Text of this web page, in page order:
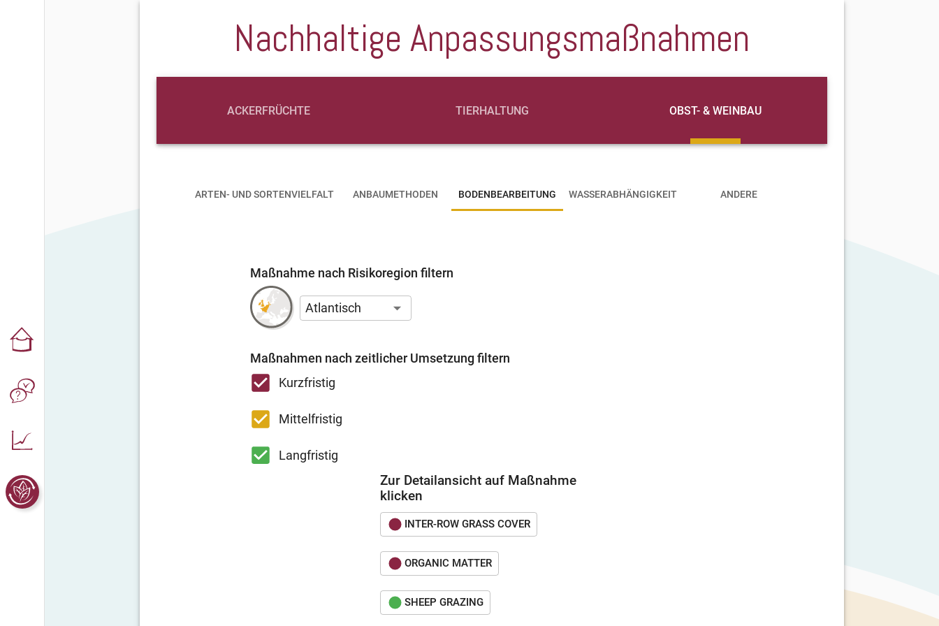
Nachhaltige Anpassungsmaßnahmen
ACKERFRÜCHTE TIERHALTUNG OBST- & WEINBAU
ARTEN- UND SORTENVIELFALT ANBAUMETHODEN BODENBEARBEITUNG WASSERABHÄNGIGKEIT ANDERE
Maßnahme nach Risikoregion filtern
Atlantisch
Maßnahmen nach zeitlicher Umsetzung filtern
Kurzfristig
Mittelfristig
Langfristig
Zur Detailansicht auf Maßnahme
klicken
INTER-ROW GRASS COVER
ORGANIC MATTER
SHEEP GRAZING